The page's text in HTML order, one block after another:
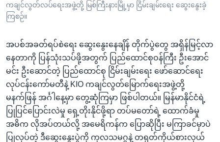
ကြည့်
ရှာဖွေ
ရန်
နေရာ
သို့
ကျော်
ရန်
ကချင်လွတ်လပ်ရေးအဖွဲ့တို့ မြစ်ကြီးနားမြို့မှာ ငြိမ်းချမ်းရေး ဆွေးနွေးခဲ့
ကြစဉ်။
အပစ်အခတ်ရပ်စဲရေး ဆွေးနွေးနေချိန် တိုက်ပွဲတွေ အရှိန်မြင့်လာ
နေတာကို ပြန်သုံးသပ်ဖို့အတွက် ပြည်ထောင်စုဝန်ကြီး ဦးအောင်
မင်း ဦးဆောင်တဲ့ ပြည်ထောင်စု ငြိမ်းချမ်းရေး ဖော်ဆောင်ရေး
လုပ်ငန်းကော်မတီနဲ့ KIO ကချင်လွတ်မြောက်ရေးအဖွဲ့တို့
မနက်ဖြန် အင်္ဂါနေ့မှာ တွေ့ဆုံကြမှာ ဖြစ်ပါတယ်။ မြန်မာနိုင်ငံရဲ့
ပြုပြင်ပြောင်းလဲမှု ရှေ့တိုးနိုင်ဖို့ရာ တပ်မတော်ရဲ့ ထောက်ခံမှု
အဓိက လိုအပ်တယ်လို့ အမေရိကန်က ပြောဆိုပြီး မကြာခင်မှာပဲ
ပြုလုပ်တဲ့ ဒီဆွေးနွေးပွဲကို ကုလသမဂ္ဂနဲ့ တရုတ်ကိုယ်စားလှယ်